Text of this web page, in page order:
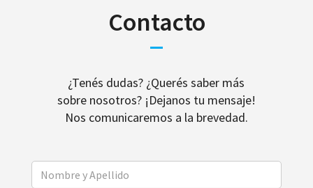
Contacto
¿Tenés dudas? ¿Querés saber más
sobre nosotros? ¡Dejanos tu mensaje!
Nos comunicaremos a la brevedad.